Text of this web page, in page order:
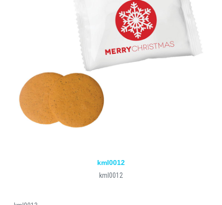
kml0012
kml0012